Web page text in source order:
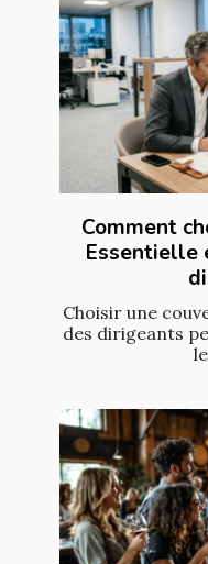
Comment
Essentielle
Choisir une
des dirigeants